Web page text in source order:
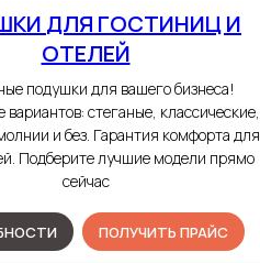
ДЛЯ ГОСТИНИЦ И
ОТЕЛЕЙ
подушки для вашего бизнеса!
вариантов: стеганые, классические,
и без. Гарантия комфорта для
Подберите лучшие модели прямо
сейчас
ПОЛУЧИТЬ ПРАЙС